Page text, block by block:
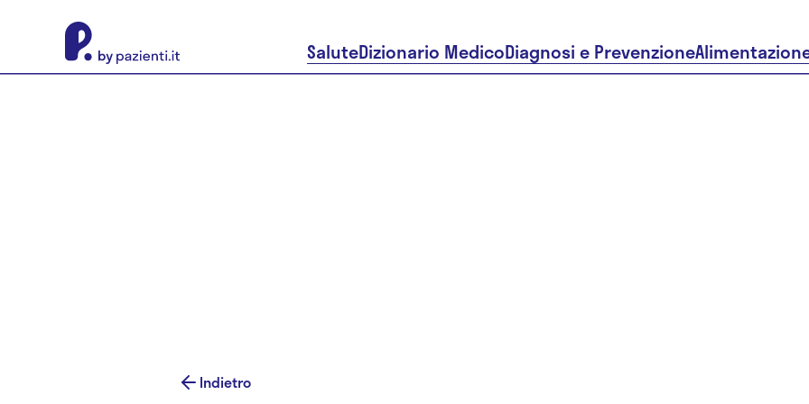
SaluteDizionario MedicoDiagnosi e Prevenzione
Indietro